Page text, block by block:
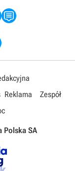
Reklama
Zespół
Polska SA